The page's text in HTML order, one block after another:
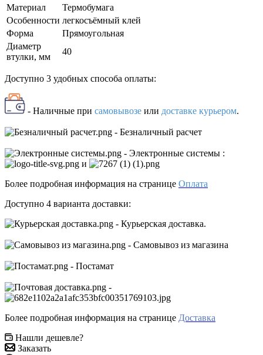
Материал
Термобумага
Особенности легкосъёмный клей
Форма
Прямоугольная
Диаметр
втулки, мм
40
Доступно 3 удобных способа оплаты:
- Наличные при самовывозе или доставке курьером.
- Безналичный расчет
- Электронные системы :
и
Более подробная информация на странице Оплата
Доступно 4 варианта доставки:
- Курьерская доставка.
- Самовывоз из магазина
- Постамат
-
Более подробная информация на странице Доставка
Нашли дешевле?
Заказать